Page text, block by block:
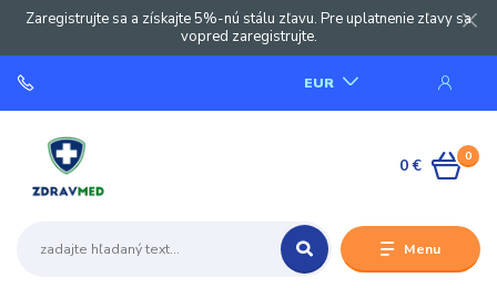
Zaregistrujte sa a získajte 5%-nú stálu zľavu. Pre uplatnenie zľavy sa
vopred zaregistrujte.
Menu
EUR
0
0 €